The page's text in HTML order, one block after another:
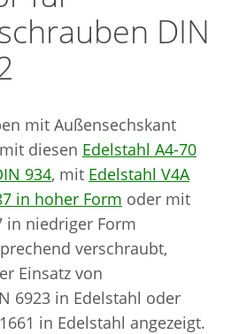
DIN
mit Außensechskant
diesen Edelstahl A4-70
934, mit Edelstahl V4A
in hoher Form oder mit
in niedriger Form
verschraubt,
Einsatz von
6923 in Edelstahl oder
in Edelstahl angezeigt.